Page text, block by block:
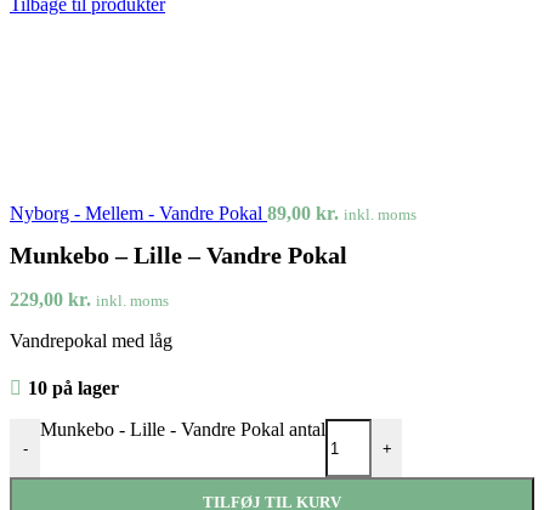
Tilbage til produkter
Nyborg - Mellem - Vandre Pokal 89,00 kr. inkl. moms
Munkebo – Lille – Vandre Pokal
229,00 kr. inkl. moms
Vandrepokal med låg
10 på lager
-
Munkebo - Lille - Vandre Pokal antal
+
TILFØJ TIL KURV